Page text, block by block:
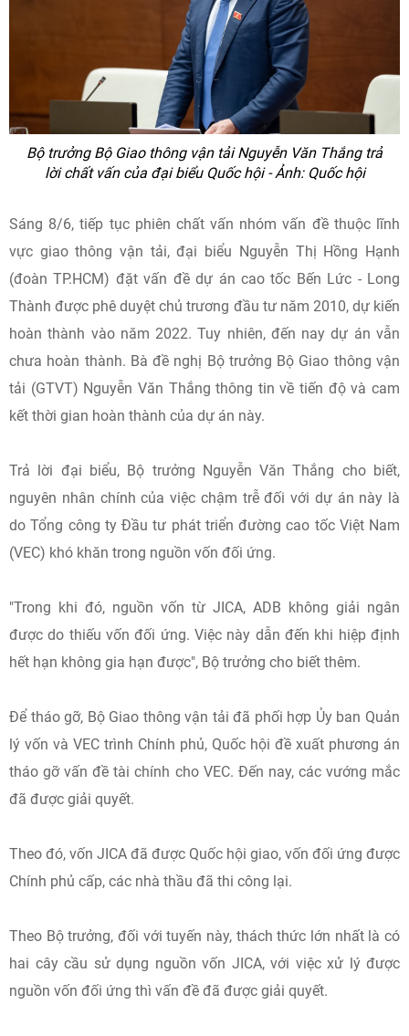
Bộ trưởng Bộ Giao thông vận tải Nguyễn Văn Thắng trả
lời chất vấn của đại biểu Quốc hội - Ảnh: Quốc hội
Sáng 8/6, tiếp tục phiên chất vấn nhóm vấn đề thuộc lĩnh
vực giao thông vận tải, đại biểu Nguyễn Thị Hồng Hạnh
(đoàn TP.HCM) đặt vấn đề dự án cao tốc Bến Lức - Long
Thành được phê duyệt chủ trương đầu tư năm 2010, dự kiến
hoàn thành vào năm 2022. Tuy nhiên, đến nay dự án vẫn
chưa hoàn thành. Bà đề nghị Bộ trưởng Bộ Giao thông vận
tải (GTVT) Nguyễn Văn Thắng thông tin về tiến độ và cam
kết thời gian hoàn thành của dự án này.
Trả lời đại biểu, Bộ trưởng Nguyễn Văn Thắng cho biết,
nguyên nhân chính của việc chậm trễ đối với dự án này là
do Tổng công ty Đầu tư phát triển đường cao tốc Việt Nam
(VEC) khó khăn trong nguồn vốn đối ứng.
"Trong khi đó, nguồn vốn từ JICA, ADB không giải ngân
được do thiếu vốn đối ứng. Việc này dẫn đến khi hiệp định
hết hạn không gia hạn được", Bộ trưởng cho biết thêm.
Để tháo gỡ, Bộ Giao thông vận tải đã phối hợp Ủy ban Quản
lý vốn và VEC trình Chính phủ, Quốc hội đề xuất phương án
tháo gỡ vấn đề tài chính cho VEC. Đến nay, các vướng mắc
đã được giải quyết.
Theo đó, vốn JICA đã được Quốc hội giao, vốn đối ứng được
Chính phủ cấp, các nhà thầu đã thi công lại.
Theo Bộ trưởng, đối với tuyến này, thách thức lớn nhất là có
hai cây cầu sử dụng nguồn vốn JICA, với việc xử lý được
nguồn vốn đối ứng thì vấn đề đã được giải quyết.